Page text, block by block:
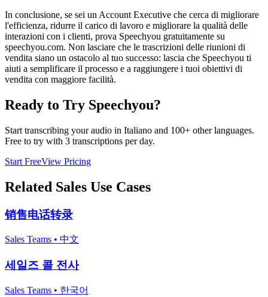
In conclusione, se sei un Account Executive che cerca di migliorare
l'efficienza, ridurre il carico di lavoro e migliorare la qualità delle
interazioni con i clienti, prova Speechyou gratuitamente su
speechyou.com. Non lasciare che le trascrizioni delle riunioni di
vendita siano un ostacolo al tuo successo: lascia che Speechyou ti
aiuti a semplificare il processo e a raggiungere i tuoi obiettivi di
vendita con maggiore facilità.
Ready to Try Speechyou?
Start transcribing your audio in Italiano and 100+ other languages.
Free to try with 3 transcriptions per day.
Start FreeView Pricing
Related Sales Use Cases
销售电话转录
Sales Teams • 中文
세일즈 콜 전사
Sales Teams • 한국어